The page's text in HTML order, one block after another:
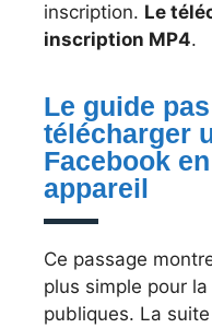
inscription. Le
inscription MP4.
Le guide
télécharger
Facebook
appareil
Ce passage
plus simple pour
publiques. La